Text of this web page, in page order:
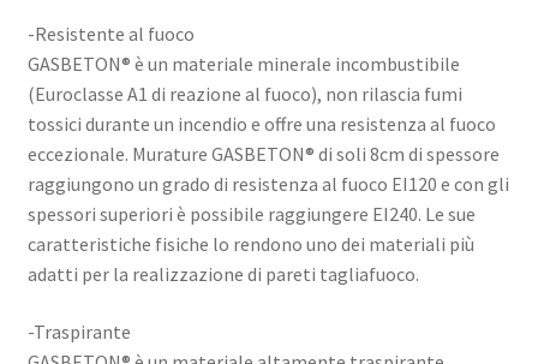
-Resistente al fuoco
GASBETON® è un materiale minerale incombustibile
(Euroclasse A1 di reazione al fuoco), non rilascia fumi
tossici durante un incendio e offre una resistenza al fuoco
eccezionale. Murature GASBETON® di soli 8cm di spessore
raggiungono un grado di resistenza al fuoco EI120 e con gli
spessori superiori è possibile raggiungere EI240. Le sue
caratteristiche fisiche lo rendono uno dei materiali più
adatti per la realizzazione di pareti tagliafuoco.
-Traspirante